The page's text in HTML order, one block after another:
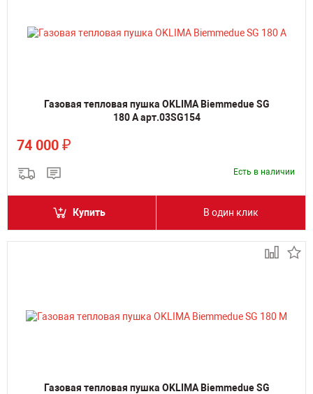
Газовая тепловая пушка OKLIMA Biemmedue SG
180 A арт.03SG154
74 000 ₽
Есть в наличии
Купить В один клик
Газовая тепловая пушка OKLIMA Biemmedue SG